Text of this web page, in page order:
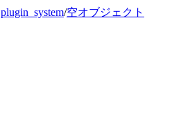
plugin_system/空オブジェクト